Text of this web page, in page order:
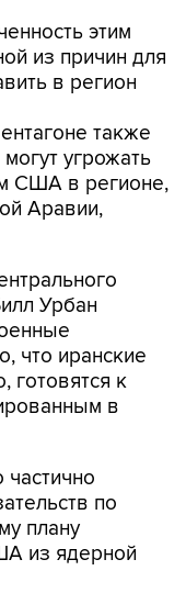
этим
из причин для
в регион
также
угрожать
США в регионе,
Аравии,
Урбан
что иранские
к
в
частично
по
плану
из ядерной